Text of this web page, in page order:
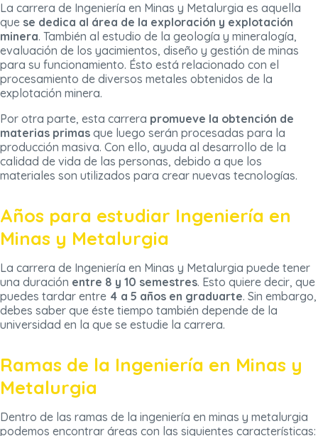
La carrera de Ingeniería en Minas y Metalurgia es aquella
que se dedica al área de la exploración y explotación
minera. También al estudio de la geología y mineralogía,
evaluación de los yacimientos, diseño y gestión de minas
para su funcionamiento. Ésto está relacionado con el
procesamiento de diversos metales obtenidos de la
explotación minera.
Por otra parte, esta carrera promueve la obtención de
materias primas que luego serán procesadas para la
producción masiva. Con ello, ayuda al desarrollo de la
calidad de vida de las personas, debido a que los
materiales son utilizados para crear nuevas tecnologías.
Años para estudiar Ingeniería en
Minas y Metalurgia
La carrera de Ingeniería en Minas y Metalurgia puede tener
una duración entre 8 y 10 semestres. Esto quiere decir, que
puedes tardar entre 4 a 5 años en graduarte. Sin embargo,
debes saber que éste tiempo también depende de la
universidad en la que se estudie la carrera.
Ramas de la Ingeniería en Minas y
Metalurgia
Dentro de las ramas de la ingeniería en minas y metalurgia
podemos encontrar áreas con las siguientes características: